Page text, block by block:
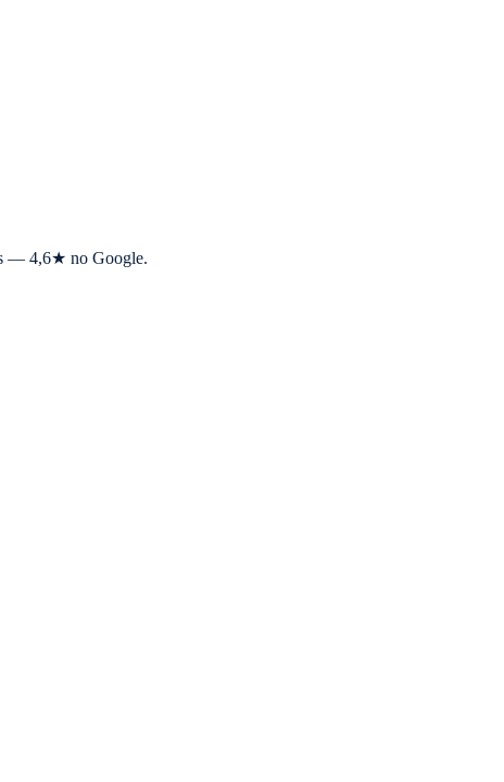
— 4,6★ no Google.